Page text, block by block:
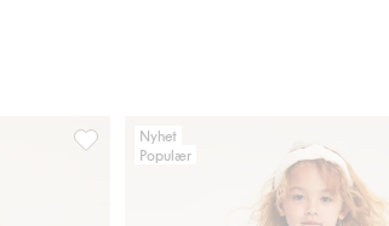
Leggings med utsvingte ben i
Nyhet
Populær